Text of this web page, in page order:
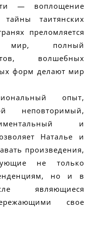
— воплощение
таитянских
преломляется
мир, полный
волшебных
форм делают мир
опыт,
неповторимый,
и
Наталье и
произведения,
не только
но и в
являющиеся
свое